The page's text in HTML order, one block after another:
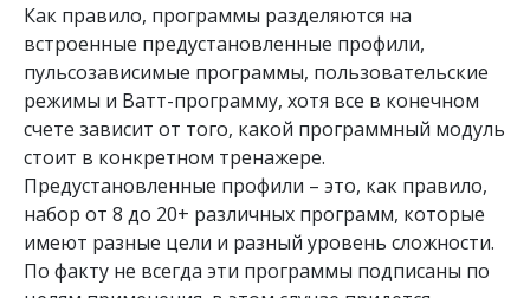
Как правило, программы разделяются на
встроенные предустановленные профили,
пульсозависимые программы, пользовательские
режимы и Ватт-программу, хотя все в конечном
счете зависит от того, какой программный модуль
стоит в конкретном тренажере.
Предустановленные профили – это, как правило,
набор от 8 до 20+ различных программ, которые
имеют разные цели и разный уровень сложности.
По факту не всегда эти программы подписаны по